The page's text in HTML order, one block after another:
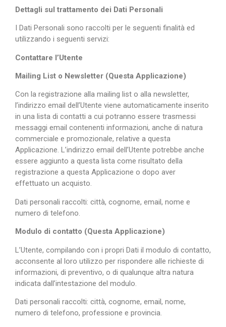
Dettagli sul trattamento dei Dati Personali
I Dati Personali sono raccolti per le seguenti finalità ed
utilizzando i seguenti servizi:
Contattare l’Utente
Mailing List o Newsletter (Questa Applicazione)
Con la registrazione alla mailing list o alla newsletter,
l’indirizzo email dell’Utente viene automaticamente inserito
in una lista di contatti a cui potranno essere trasmessi
messaggi email contenenti informazioni, anche di natura
commerciale e promozionale, relative a questa
Applicazione. L’indirizzo email dell’Utente potrebbe anche
essere aggiunto a questa lista come risultato della
registrazione a questa Applicazione o dopo aver
effettuato un acquisto.
Dati personali raccolti: città, cognome, email, nome e
numero di telefono.
Modulo di contatto (Questa Applicazione)
L’Utente, compilando con i propri Dati il modulo di contatto,
acconsente al loro utilizzo per rispondere alle richieste di
informazioni, di preventivo, o di qualunque altra natura
indicata dall’intestazione del modulo.
Dati personali raccolti: città, cognome, email, nome,
numero di telefono, professione e provincia.